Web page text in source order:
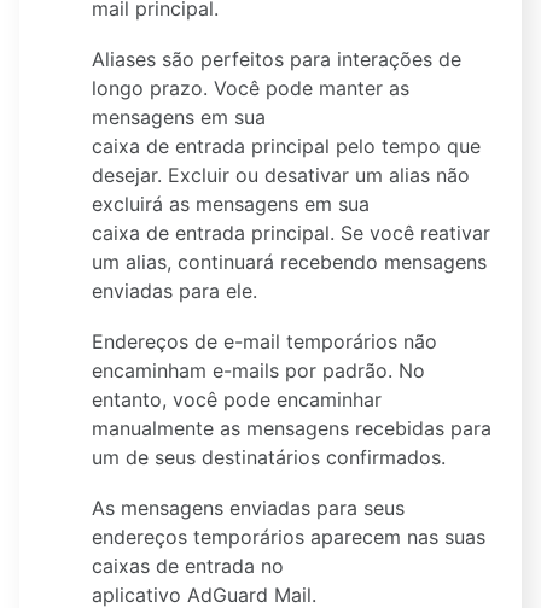
mail principal.
Aliases são perfeitos para interações de
longo prazo. Você pode manter as
mensagens em sua
caixa de entrada principal pelo tempo que
desejar. Excluir ou desativar um alias não
excluirá as mensagens em sua
caixa de entrada principal. Se você reativar
um alias, continuará recebendo mensagens
enviadas para ele.
Endereços de e-mail temporários não
encaminham e-mails por padrão. No
entanto, você pode encaminhar
manualmente as mensagens recebidas para
um de seus destinatários confirmados.
As mensagens enviadas para seus
endereços temporários aparecem nas suas
caixas de entrada no
aplicativo AdGuard Mail.